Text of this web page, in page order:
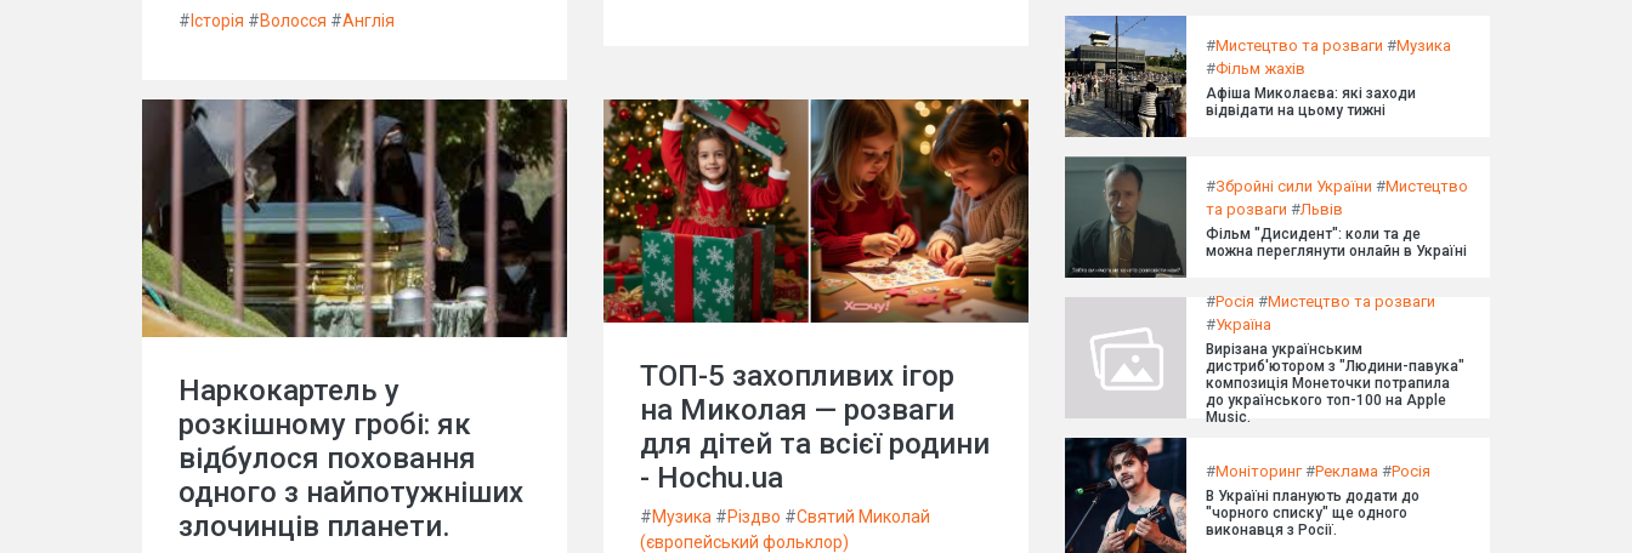
# Історія #Волосся #Англія
Наркокартель у
розкішному гробі: як
відбулося поховання
одного з найпотужніших
злочинців планети.
ТОП-5 захопливих ігор
на Миколая — розваги
для дітей та всієї родини
- Hochu.ua
#Музика #Різдво #Святий Миколай
(європейський фольклор)
#Мистецтво та розваги #Музика
#Фільм жахів
Афіша Миколаєва: які заходи
відвідати на цьому тижні
#Збройні сили України #Мистецтво
та розваги #Львів
Фільм "Дисидент": коли та де
можна переглянути онлайн в Україні
#Росія #Мистецтво та розваги
#Україна
Вирізана українським
дистриб'ютором з "Людини-павука"
композиція Монеточки потрапила
до українського топ-100 на Apple
Music.
#Моніторинг#Реклама #Росія
В Україні планують додати до
"чорного списку" ще одного
виконавця з Росії.